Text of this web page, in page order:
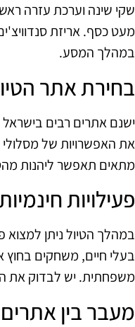
שקי שינה וערכת עזרה
מעט כסף. אריזת
במהלך המסע.
בחירת אתר
ישנם אתרים רבים בישראל
את האפשרויות של
מתאים תאפשר ליהנות
פעילויות
במהלך הטיול ניתן למצוא
בעלי חיים, משחקים בחוץ
משפחתית. יש לבדוק את
מעבר בין